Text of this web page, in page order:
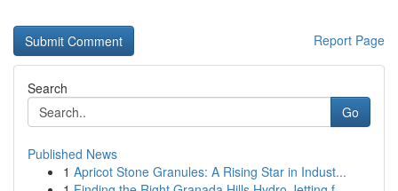
Report Page
Search
Go
Published News
1 Apricot Stone Granules: A Rising Star in Indust...